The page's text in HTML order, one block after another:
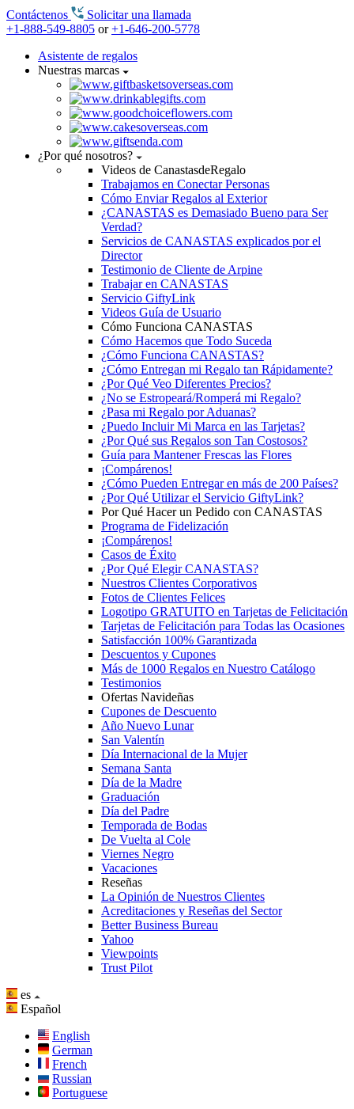
Contáctenos
Solicitar una llamada
+1-888-549-8805 or+1-646-200-5778
Asistente de regalos
Nuestras marcas
¿Por qué nosotros?
Videos de CanastasdeRegalo
Trabajamos en Conectar Personas
Cómo Enviar Regalos al Exterior
¿CANASTAS es Demasiado Bueno para Ser
Verdad?
Servicios de CANASTAS explicados por el
Director
Testimonio de Cliente de Arpine
Trabajar en CANASTAS
Servicio GiftyLink
Videos Guía de Usuario
Cómo Funciona CANASTAS
Cómo Hacemos que Todo Suceda
¿Cómo Funciona CANASTAS?
¿Cómo Entregan mi Regalo tan Rápidamente?
¿Por Qué Veo Diferentes Precios?
¿No se Estropeará/Romperá mi Regalo?
¿Pasa mi Regalo por Aduanas?
¿Puedo Incluir Mi Marca en las Tarjetas?
¿Por Qué sus Regalos son Tan Costosos?
Guía para Mantener Frescas las Flores
¡Compárenos!
¿Cómo Pueden Entregar en más de 200 Países?
¿Por Qué Utilizar el Servicio GiftyLink?
Por Qué Hacer un Pedido con CANASTAS
Programa de Fidelización
¡Compárenos!
Casos de Éxito
¿Por Qué Elegir CANASTAS?
Nuestros Clientes Corporativos
Fotos de Clientes Felices
Logotipo GRATUITO en Tarjetas de Felicitación
Tarjetas de Felicitación para Todas las Ocasiones
Satisfacción 100% Garantizada
Descuentos y Cupones
Más de 1000 Regalos en Nuestro Catálogo
Testimonios
Ofertas Navideñas
Cupones de Descuento
Año Nuevo Lunar
San Valentín
Día Internacional de la Mujer
Semana Santa
Día de la Madre
Graduación
Día del Padre
Temporada de Bodas
De Vuelta al Cole
Viernes Negro
Vacaciones
Reseñas
La Opinión de Nuestros Clientes
Acreditaciones y Reseñas del Sector
Better Business Bureau
Yahoo
Viewpoints
Trust Pilot
es
Español
English
German
French
Russian
Portuguese